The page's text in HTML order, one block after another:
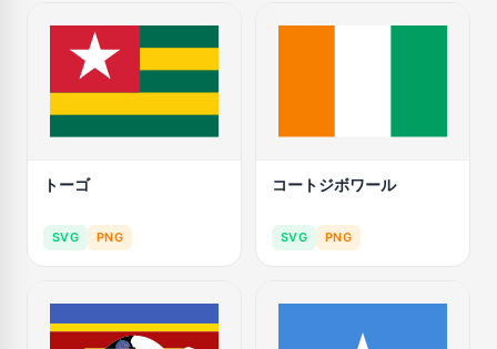
トーゴ
SVG PNG
コートジボワール
SVG PNG